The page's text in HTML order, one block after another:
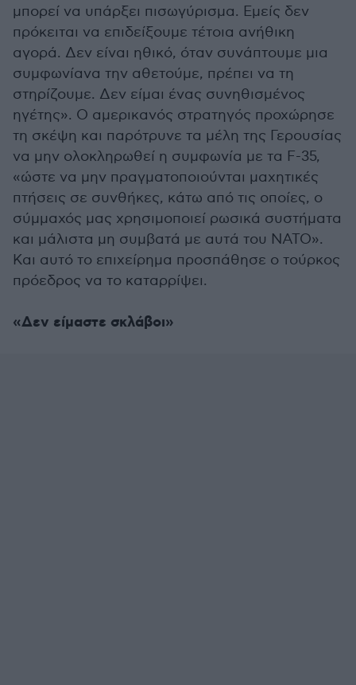
μπορεί να υπάρξει πισωγύρισμα. Εμείς δεν
πρόκειται να επιδείξουμε τέτοια ανήθικη
αγορά. Δεν είναι ηθικό, όταν συνάπτουμε μια
συμφωνίανα την αθετούμε, πρέπει να τη
στηρίζουμε. Δεν είμαι ένας συνηθισμένος
ηγέτης». Ο αμερικανός στρατηγός προχώρησε
τη σκέψη και παρότρυνε τα μέλη της Γερουσίας
να μην ολοκληρωθεί η συμφωνία με τα F-35,
«ώστε να μην πραγματοποιούνται μαχητικές
πτήσεις σε συνθήκες, κάτω από τις οποίες, ο
σύμμαχός μας χρησιμοποιεί ρωσικά συστήματα
και μάλιστα μη συμβατά με αυτά του ΝΑΤΟ».
Και αυτό το επιχείρημα προσπάθησε ο τούρκος
πρόεδρος να το καταρρίψει.
«Δεν είμαστε σκλάβοι»